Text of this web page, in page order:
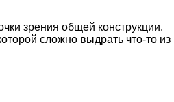
зрения общей конструкции.
сложно выдрать что-то из